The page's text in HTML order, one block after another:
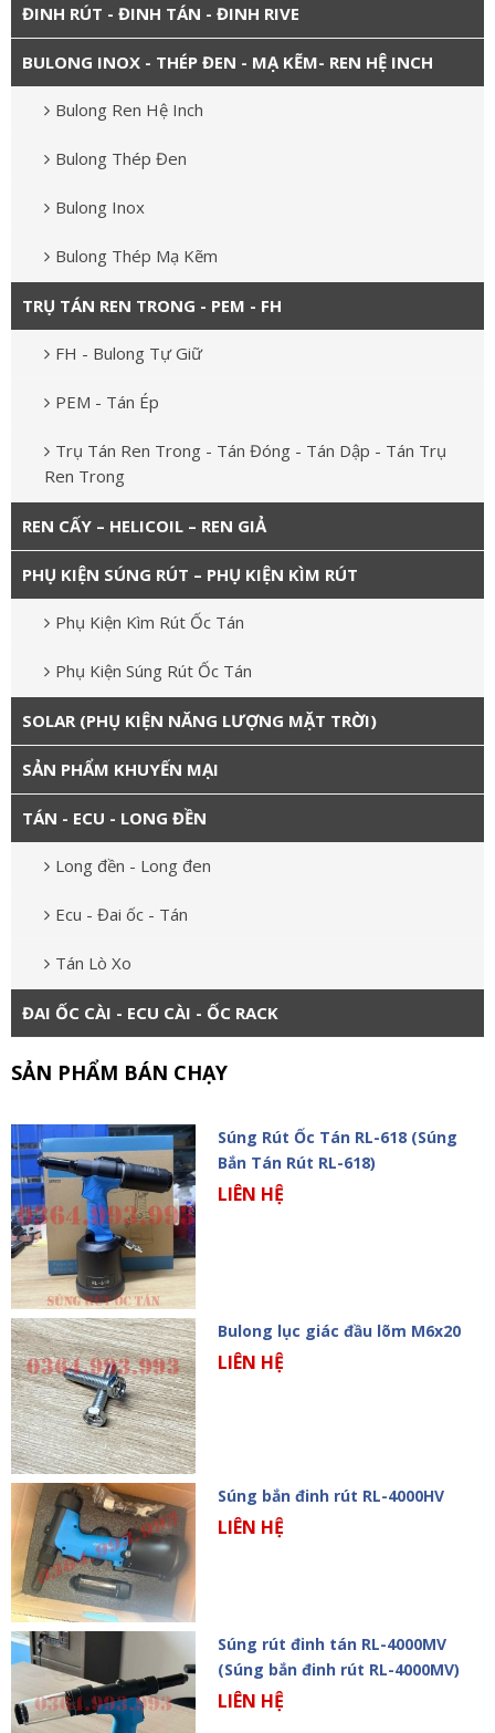
ĐINH RÚT - ĐINH TÁN - ĐINH RIVE
BULONG INOX - THÉP ĐEN - MẠ KẼM- REN HỆ INCH
Bulong Ren Hệ Inch
Bulong Thép Đen
Bulong Inox
Bulong Thép Mạ Kẽm
TRỤ TÁN REN TRONG - PEM - FH
FH - Bulong Tự Giữ
PEM - Tán Ép
Trụ Tán Ren Trong - Tán Đóng - Tán Dập - Tán Trụ
Ren Trong
REN CẤY – HELICOIL – REN GIẢ
PHỤ KIỆN SÚNG RÚT – PHỤ KIỆN KÌM RÚT
Phụ Kiện Kìm Rút Ốc Tán
Phụ Kiện Súng Rút Ốc Tán
SOLAR (PHỤ KIỆN NĂNG LƯỢNG MẶT TRỜI)
SẢN PHẨM KHUYẾN MẠI
TÁN - ECU - LONG ĐỀN
Long đền - Long đen
Ecu - Đai ốc - Tán
Tán Lò Xo
ĐAI ỐC CÀI - ECU CÀI - ỐC RACK
SẢN PHẨM BÁN CHẠY
Súng Rút Ốc Tán RL-618 (Súng
Bắn Tán Rút RL-618)
LIÊN HỆ
Bulong lục giác đầu lõm M6x20
LIÊN HỆ
Súng bắn đinh rút RL-4000HV
LIÊN HỆ
Súng rút đinh tán RL-4000MV
(Súng bắn đinh rút RL-4000MV)
LIÊN HỆ